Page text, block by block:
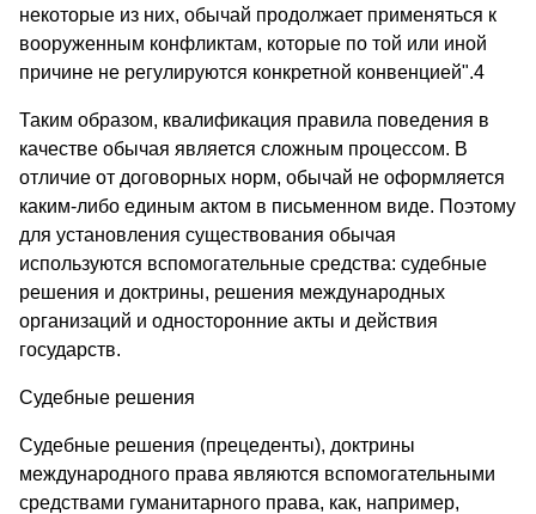
некоторые из них, обычай продолжает применяться к
вооруженным конфликтам, которые по той или иной
причине не регулируются конкретной конвенцией".4
Таким образом, квалификация правила поведения в
качестве обычая является сложным процессом. В
отличие от договорных норм, обычай не оформляется
каким-либо единым актом в письменном виде. Поэтому
для установления существования обычая
используются вспомогательные средства: судебные
решения и доктрины, решения международных
организаций и односторонние акты и действия
государств.
Судебные решения
Судебные решения (прецеденты), доктрины
международного права являются вспомогательными
средствами гуманитарного права, как, например,